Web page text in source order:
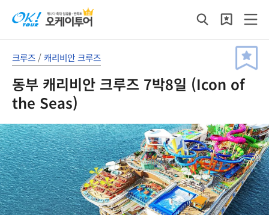
크루즈 / 캐리비안 크루즈
동부 캐리비안 크루즈 7박8일 (Icon of
the Seas)